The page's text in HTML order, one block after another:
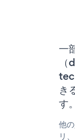
一
き
す。
他
リ